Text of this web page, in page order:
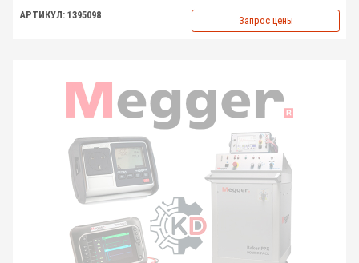
АРТИКУЛ: 1395098 Запрос цены